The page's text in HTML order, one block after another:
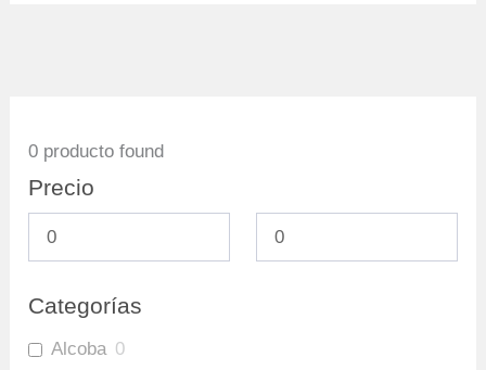
0 producto found
Precio
Categorías
Alcoba 0